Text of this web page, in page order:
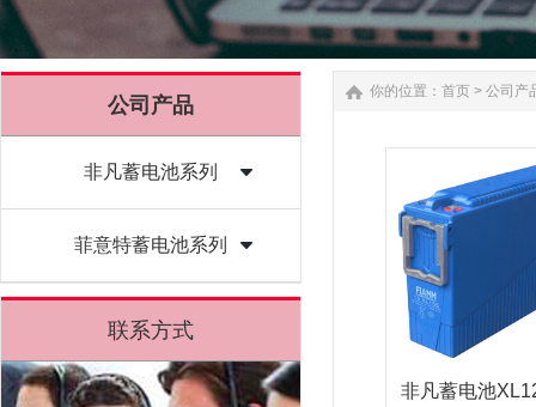
公司产品
非凡蓄电池系列
菲意特蓄电池系列
联系方式
你的位置： 首页 > 公司产
非凡蓄电池